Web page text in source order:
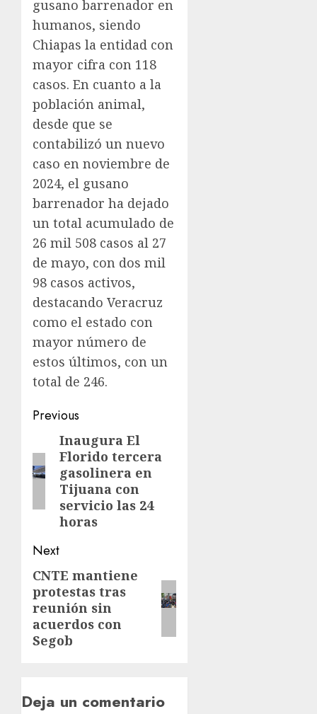
gusano barrenador en
humanos, siendo
Chiapas la entidad con
mayor cifra con 118
casos. En cuanto a la
población animal,
desde que se
contabilizó un nuevo
caso en noviembre de
2024, el gusano
barrenador ha dejado
un total acumulado de
26 mil 508 casos al 27
de mayo, con dos mil
98 casos activos,
destacando Veracruz
como el estado con
mayor número de
estos últimos, con un
total de 246.
Previous
Inaugura El
Florido tercera
gasolinera en
Tijuana con
servicio las 24
horas
Next
CNTE mantiene
protestas tras
reunión sin
acuerdos con
Segob
Deja un comentario